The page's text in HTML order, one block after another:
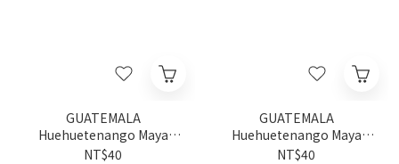
GUATEMALA
Huehuetenango Maya
Drip Coffee Bags(10g)
NT$40
GUATEMALA
Huehuetenango Maya
Drip Coffee Bags(10g)
NT$40